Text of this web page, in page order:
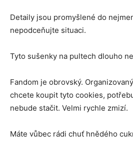
Detaily jsou promyšlené do
nepodceňujte situaci.
Tyto sušenky na pultech dlouho
Fandom je obrovský.
chcete koupit tyto cookies,
nebude stačit. Velmi rychle zmizí.
Máte vůbec rádi chuť hnědého